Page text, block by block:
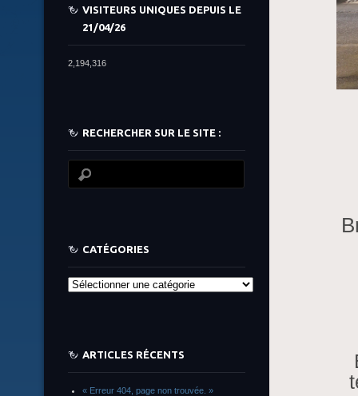
VISITEURS UNIQUES DEPUIS LE
21/04/26
2,194,316
RECHERCHER SUR LE SITE :
CATÉGORIES
Catégories
ARTICLES RÉCENTS
« Erreur 404, page non trouvée. »